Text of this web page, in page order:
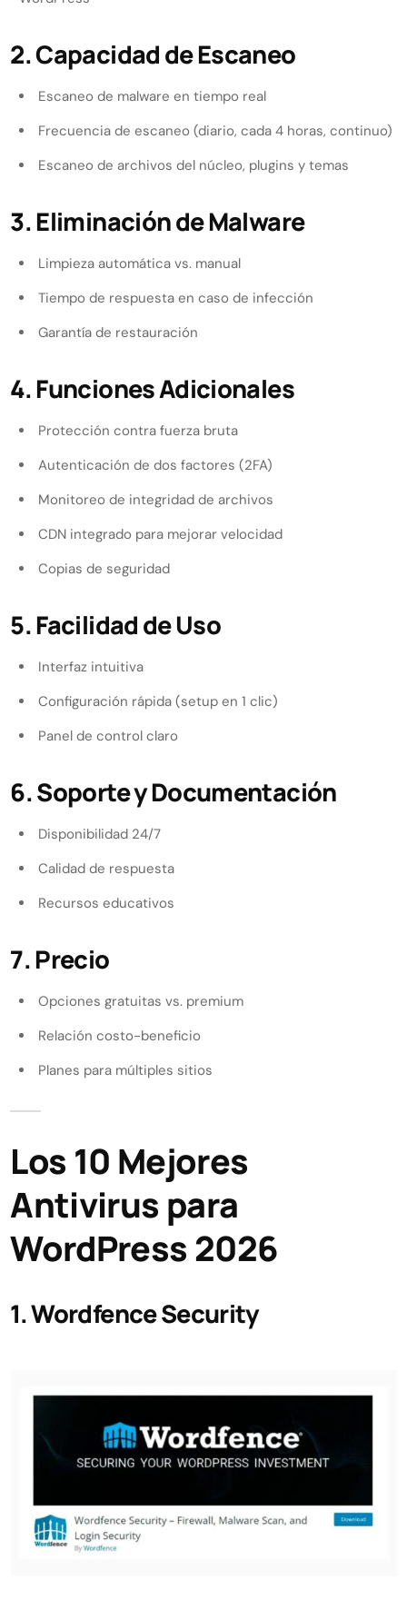
2. Capacidad de Escaneo
Escaneo de malware en tiempo real
Frecuencia de escaneo (diario, cada 4 horas, continuo)
Escaneo de archivos del núcleo, plugins y temas
3. Eliminación de Malware
Limpieza automática vs. manual
Tiempo de respuesta en caso de infección
Garantía de restauración
4. Funciones Adicionales
Protección contra fuerza bruta
Autenticación de dos factores (2FA)
Monitoreo de integridad de archivos
CDN integrado para mejorar velocidad
Copias de seguridad
5. Facilidad de Uso
Interfaz intuitiva
Configuración rápida (setup en 1 clic)
Panel de control claro
6. Soporte y Documentación
Disponibilidad 24/7
Calidad de respuesta
Recursos educativos
7. Precio
Opciones gratuitas vs. premium
Relación costo-beneficio
Planes para múltiples sitios
Los 10 Mejores
Antivirus para
WordPress 2026
1. Wordfence Security